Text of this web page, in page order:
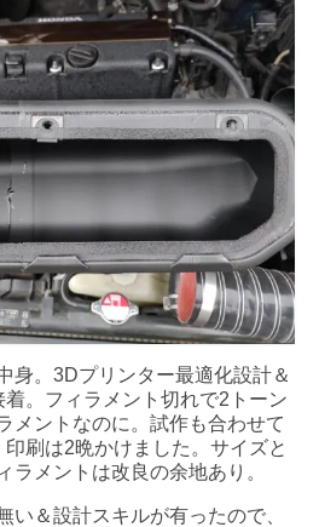
身。3Dプリンター最適化設計＆
。フィラメント切れで2トーン
ントなのに。試作も合わせて
刷は2晩かけました。サイズと
ラメントは改良の余地あり。
い＆設計スキルが有ったので、